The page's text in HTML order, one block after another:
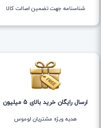
شناسنامه جهت تضمین اصالت کالا
ارسال رایگان خرید بالای 5 میلیون
هدیه ویژه مشتریان لوموس